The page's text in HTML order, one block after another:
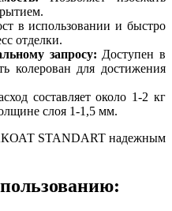
в использовании и быстро
отделки.
запросу: Доступен в
колерован для достижения
составляет около 1-2 кг
слоя 1-1,5 мм.
STANDART надежным